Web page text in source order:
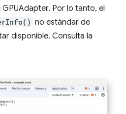
GPUAdapter. Por lo tanto, el
no estándar de
disponible. Consulta la